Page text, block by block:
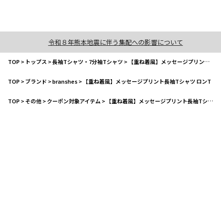
令和８年熊本地震に伴う集配への影響について
TOP> トップス >長袖Tシャツ・7分袖Tシャツ > 【重ね着風】メッセージプリント長袖Tシャツ ロンT
TOP>ブランド >branshes> 【重ね着風】メッセージプリント長袖Tシャツ ロンT
TOP>その他>クーポン対象アイテム > 【重ね着風】メッセージプリント長袖Tシャツ ロンT